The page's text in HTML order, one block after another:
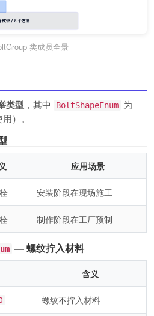
类成员全景
类型 ，其中 BoltShapeEnum 为
）。
应用场景
安装阶段在现场施工
制作阶段在工厂预制
— 螺纹拧入材料
含义
螺纹不拧入材料